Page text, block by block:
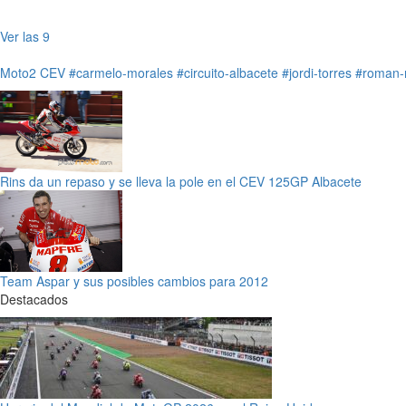
Ver las 9
Moto2 CEV #carmelo-morales #circuito-albacete #jordi-torres
Rins da un repaso y se lleva la pole en el CEV 125GP Albacete
Team Aspar y sus posibles cambios para 2012
Destacados